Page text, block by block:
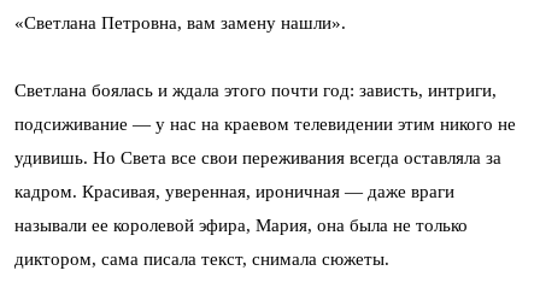
«Светлана Петровна, вам замену нашли».
Светлана боялась и ждала этого почти год: зависть, интриги,
подсиживание — у нас на краевом телевидении этим никого не
удивишь. Но Света все свои переживания всегда оставляла за
кадром. Красивая, уверенная, ироничная — даже враги
называли ее королевой эфира, Мария, она была не только
диктором, сама писала текст, снимала сюжеты.